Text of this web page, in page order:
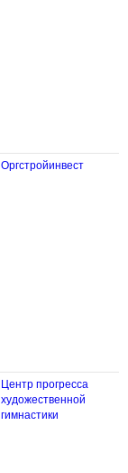
Оргстройинвест
Центр прогресса
художественной
гимнастики